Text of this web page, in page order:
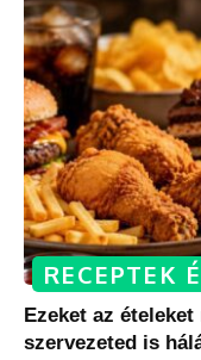
RECEPTEK
Ezeket az
szervezeted is